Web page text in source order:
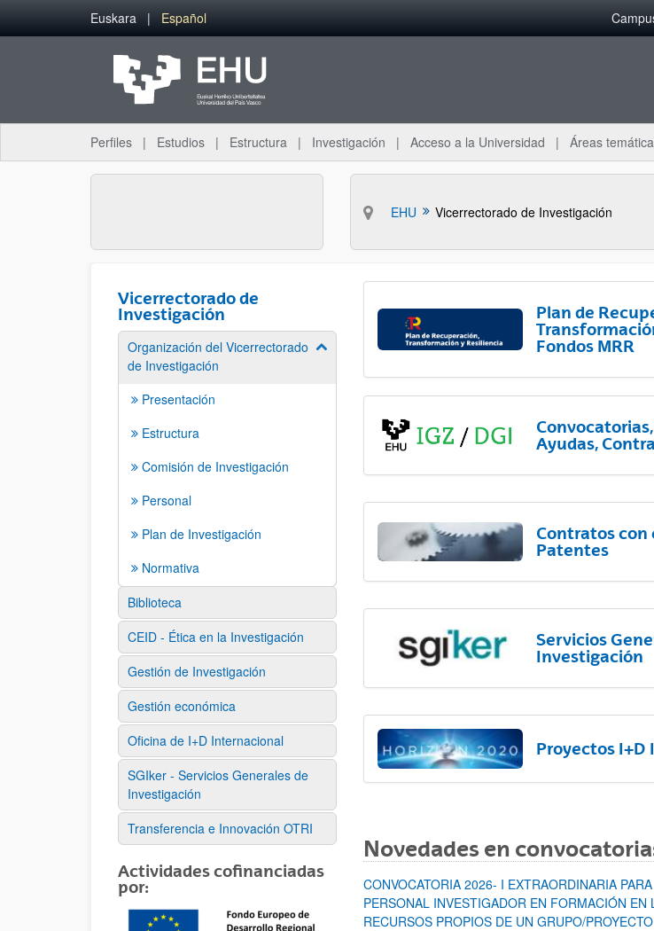
Saltar al contenido principal
Euskara Español
Perfiles Estudios Estructura Investigación Acceso a la Universidad Áreas
EHU Vicerrectorado de Investigación
Vicerrectorado de
Investigación
Organización del Vicerrectorado
de Investigación
Mostrar/ocultar subpáginas
Presentación
Estructura
Comisión de Investigación
Personal
Plan de Investigación
Normativa
Biblioteca
CEID - Ética en la Investigación
Gestión de Investigación
Gestión económica
Oficina de I+D Internacional
SGIker - Servicios Generales de
Investigación
Transferencia e Innovación OTRI
Actividades cofinanciadas
por:
Plan de
Fondos MRR
Ayudas,
Contratos con
Patentes
Servicios
Investigación
Proyectos
Novedades en
CONVOCATORIA 2026- I EXTRAORDINARIA
PERSONAL INVESTIGADOR EN FORMACIÓN EN
RECURSOS PROPIOS DE UN GRUPO/